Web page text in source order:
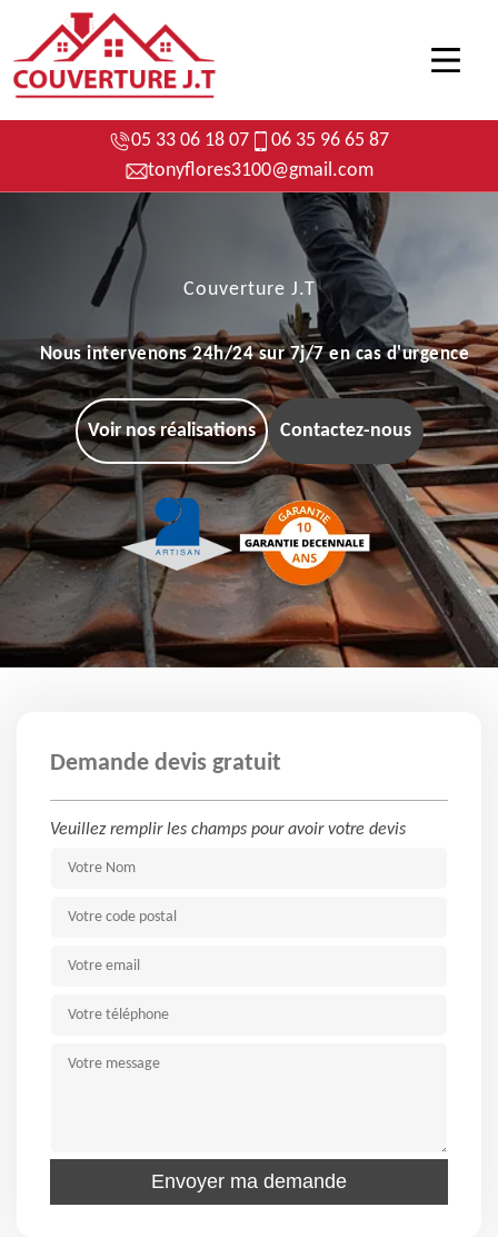
05 33 06 18 07
06 35 96 65 87
tonyflores3100@gmail.com
Couverture J.T
Nous intervenons 24h/24 sur 7j/7 en cas d'urgence
Voir nos réalisations Contactez-nous
Demande devis gratuit
Veuillez remplir les champs pour avoir votre devis